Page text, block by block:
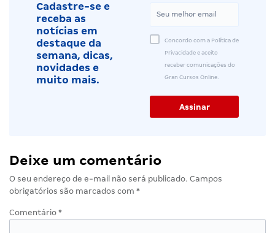
Cadastre-se e
receba as
notícias em
destaque da
semana, dicas,
novidades e
muito mais.
Concordo com a Política de
Privacidade e aceito
receber comunicações do
Gran Cursos Online.
Deixe um comentário
O seu endereço de e-mail não será publicado. Campos
obrigatórios são marcados com *
Comentário *